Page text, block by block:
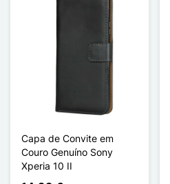
Capa de Convite em
Couro Genuíno Sony
Xperia 10 II